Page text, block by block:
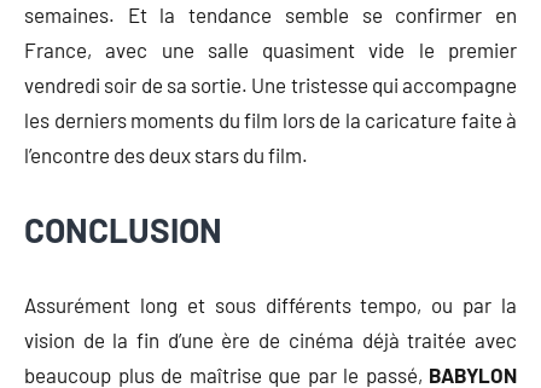
semaines. Et la tendance semble se confirmer en
France, avec une salle quasiment vide le premier
vendredi soir de sa sortie. Une tristesse qui accompagne
les derniers moments du film lors de la caricature faite à
l’encontre des deux stars du film.
CONCLUSION
Assurément long et sous différents tempo, ou par la
vision de la fin d’une ère de cinéma déjà traitée avec
beaucoup plus de maîtrise que par le passé, BABYLON